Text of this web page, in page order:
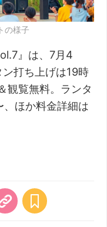
の様子
』は、7月4
打ち上げは19時
観覧無料。ランタ
ほか料金詳細は